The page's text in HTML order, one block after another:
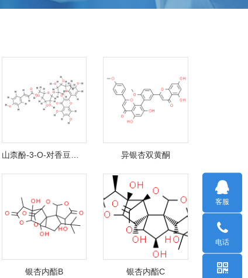
异银杏双黄酮
银杏内酯B 银杏内酯C
客服
电话